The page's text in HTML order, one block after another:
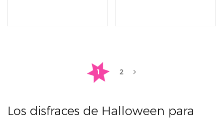
1 2
Los disfraces de Halloween para